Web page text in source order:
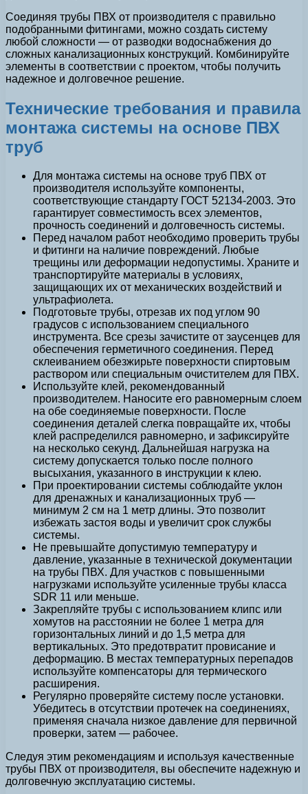
Соединяя трубы ПВХ от производителя с правильно
подобранными фитингами, можно создать систему
любой сложности — от разводки водоснабжения до
сложных канализационных конструкций. Комбинируйте
элементы в соответствии с проектом, чтобы получить
надежное и долговечное решение.
Технические требования и правила
монтажа системы на основе ПВХ
труб
Для монтажа системы на основе труб ПВХ от
производителя используйте компоненты,
соответствующие стандарту ГОСТ 52134-2003. Это
гарантирует совместимость всех элементов,
прочность соединений и долговечность системы.
Перед началом работ необходимо проверить трубы
и фитинги на наличие повреждений. Любые
трещины или деформации недопустимы. Храните и
транспортируйте материалы в условиях,
защищающих их от механических воздействий и
ультрафиолета.
Подготовьте трубы, отрезав их под углом 90
градусов с использованием специального
инструментa. Все срезы зачистите от заусенцев для
обеспечения герметичного соединения. Перед
склеиванием обезжирьте поверхности спиртовым
раствором или специальным очистителем для ПВХ.
Используйте клей, рекомендованный
производителем. Наносите его равномерным слоем
на обе соединяемые поверхности. После
соединения деталей слегка повращайте их, чтобы
клей распределился равномерно, и зафиксируйте
на несколько секунд. Дальнейшая нагрузка на
систему допускается только после полного
высыхания, указанного в инструкции к клею.
При проектировании системы соблюдайте уклон
для дренажных и канализационных труб —
минимум 2 см на 1 метр длины. Это позволит
избежать застоя воды и увеличит срок службы
системы.
Не превышайте допустимую температуру и
давление, указанные в технической документации
на трубы ПВХ. Для участков с повышенными
нагрузками используйте усиленные трубы класса
SDR 11 или меньше.
Закрепляйте трубы с использованием клипс или
хомутов на расстоянии не более 1 метра для
горизонтальных линий и до 1,5 метра для
вертикальных. Это предотвратит провисание и
деформацию. В местах температурных перепадов
используйте компенсаторы для термического
расширения.
Регулярно проверяйте систему после установки.
Убедитесь в отсутствии протечек на соединениях,
применяя сначала низкое давление для первичной
проверки, затем — рабочее.
Следуя этим рекомендациям и используя качественные
трубы ПВХ от производителя, вы обеспечите надежную и
долговечную эксплуатацию системы.